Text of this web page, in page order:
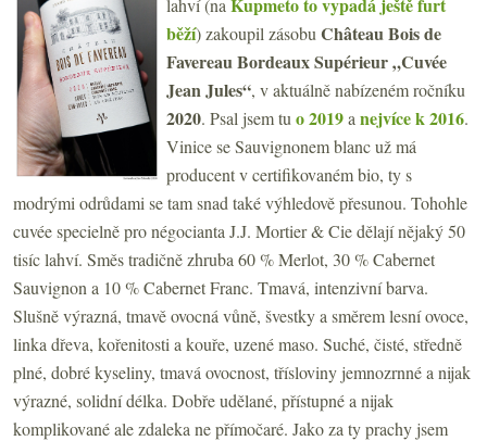
běží) zakoupil zásobu Château Bois de
Favereau Bordeaux Supérieur „Cuvée
Jean Jules“, v aktuálně nabízeném ročníku
2020. Psal jsem tu o 2019a nejvíce k 2016.
Vinice se Sauvignonem blanc už má
producent v certifikovaném bio, ty s
modrými odrůdami se tam snad také výhledově přesunou. Tohohle
cuvée specielně pro négocianta J.J. Mortier & Cie dělají nějaký 50
tisíc lahví. Směs tradičně zhruba 60 % Merlot, 30 % Cabernet
Sauvignon a 10 % Cabernet Franc. Tmavá, intenzivní barva.
Slušně výrazná, tmavě ovocná vůně, švestky a směrem lesní ovoce,
linka dřeva, kořenitosti a kouře, uzené maso. Suché, čisté, středně
plné, dobré kyseliny, tmavá ovocnost, třísloviny jemnozrnné a nijak
výrazné, solidní délka. Dobře udělané, přístupné a nijak
komplikované ale zdaleka ne přímočaré. Jako za ty prachy jsem